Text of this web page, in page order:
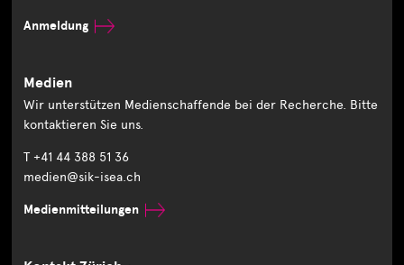
Anmeldung
Medien
Wir unterstützen Medienschaffende bei der Recherche. Bitte
kontaktieren Sie uns.
T +41 44 388 51 36
medien@sik-isea.ch
Medienmitteilungen